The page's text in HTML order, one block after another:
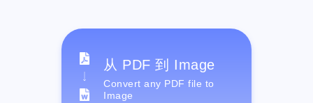
从 PDF 到 Image
Convert any PDF file to
Image